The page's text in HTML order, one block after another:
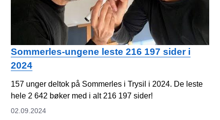
Sommerles-ungene leste 216 197 sider i
2024
157 unger deltok på Sommerles i Trysil i 2024. De leste
hele 2 642 bøker med i alt 216 197 sider!
02.09.2024